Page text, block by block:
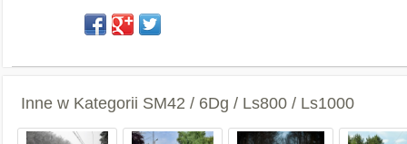
Inne w Kategorii SM42 / 6Dg / Ls800 / Ls1000